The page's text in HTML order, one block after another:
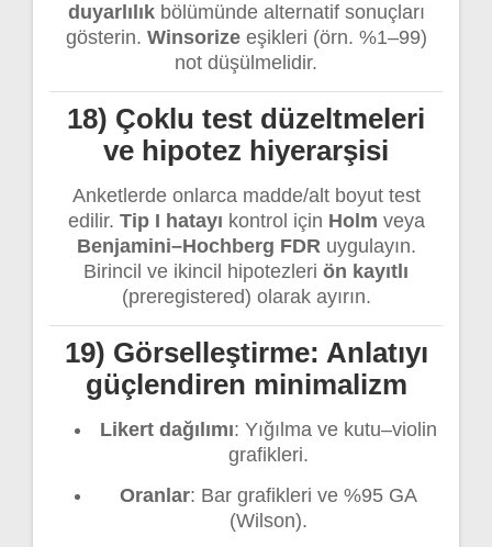
duyarlılıkbölümünde alternatif sonuçları
gösterin. Winsorizeeşikleri (örn. %1–99)
not düşülmelidir.
18) Çoklu test düzeltmeleri
ve hipotez hiyerarşisi
Anketlerde onlarca madde/alt boyut test
edilir. Tip I hatayı kontrol için Holm veya
Benjamini–Hochberg FDRuygulayın.
Birincil ve ikincil hipotezleri ön kayıtlı
(preregistered) olarak ayırın.
19) Görselleştirme: Anlatıyı
güçlendiren minimalizm
Likert dağılımı: Yığılma ve kutu–violin
grafikleri.
Oranlar: Bar grafikleri ve %95 GA
(Wilson).